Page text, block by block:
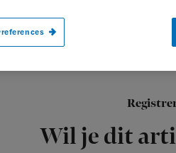
Wil je dit
Drie op de vier